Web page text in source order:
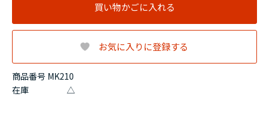
商品番号 MK210
在庫 △
買い物かごに入れる
お気に入りに登録する